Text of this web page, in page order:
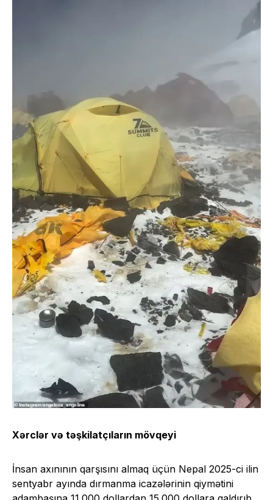
Xərclər və təşkilatçıların mövqeyi
İnsan axınının qarşısını almaq üçün Nepal 2025-ci ilin
sentyabr ayında dırmanma icazələrinin qiymətini